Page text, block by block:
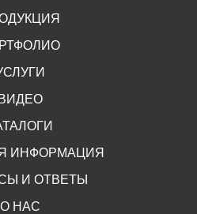
ВИДЕО
ИНФОРМАЦИЯ
И ОТВЕТЫ
О НАС